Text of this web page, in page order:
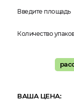
Введите площадь
Количество
ВАША ЦЕНА: